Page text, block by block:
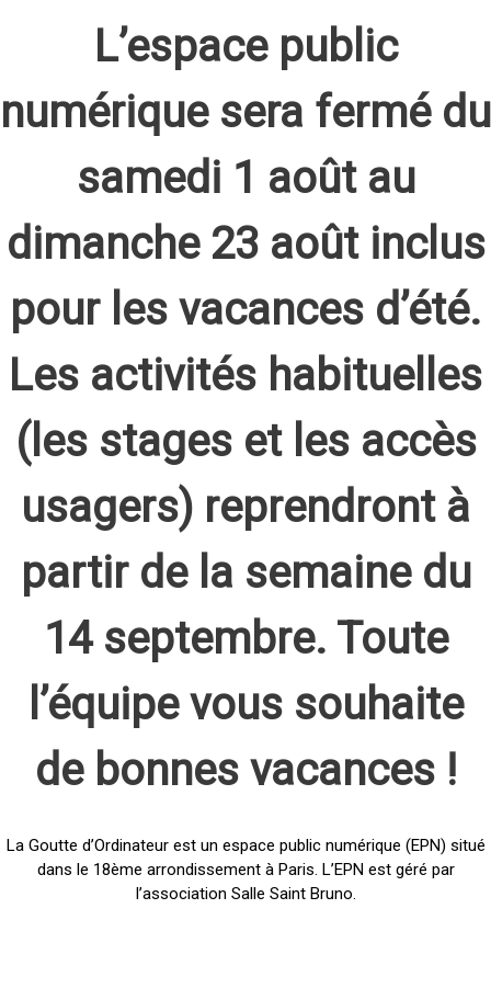
L’espace public
numérique sera fermé du
samedi 1 août au
dimanche 23 août inclus
pour les vacances d’été.
Les activités habituelles
(les stages et les accès
usagers) reprendront à
partir de la semaine du
14 septembre. Toute
l’équipe vous souhaite
de bonnes vacances !
La Goutte d’Ordinateur est un espace public numérique (EPN) situé
dans le 18ème arrondissement à Paris. L’EPN est géré par
l’association Salle Saint Bruno.